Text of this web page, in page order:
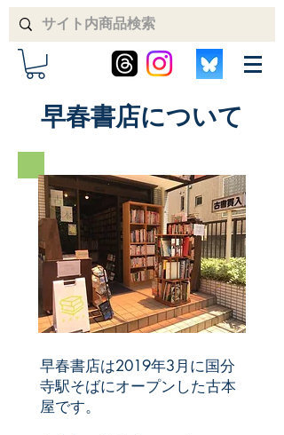
​早春書店について
早春書店は2019年3月に国分
寺駅そばにオープンした古本
屋です。